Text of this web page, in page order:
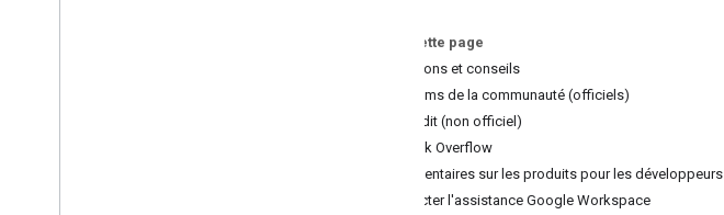
Sur cette page
Questions et conseils
Forums de la communauté (officiels)
Reddit (non officiel)
Stack Overflow
Commentaires sur les produits pour les développeurs
Contacter l'assistance Google Workspace